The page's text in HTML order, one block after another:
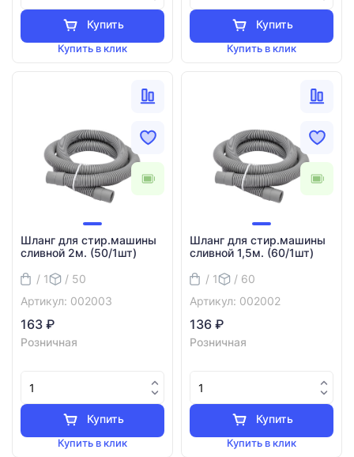
Купить
Купить в клик
Купить
Купить в клик
Шланг для стир.машины
сливной 2м. (50/1шт)
/ 1
/ 50
Артикул: 002003
163 ₽
Розничная
Купить
Купить в клик
Шланг для стир.машины
сливной 1,5м. (60/1шт)
/ 1
/ 60
Артикул: 002002
136 ₽
Розничная
Купить
Купить в клик